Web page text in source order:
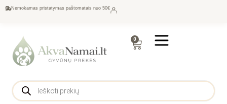
Nemokamas pristatymas paštomatais nuo 50€
0